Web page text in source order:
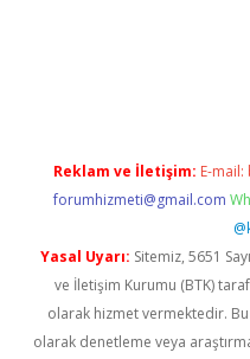
Reklam ve İletişim: E-mail:
forumhizmeti@gmail.com
Yasal Uyarı: Sitemiz, 5651
ve İletişim Kurumu (BTK)
olarak hizmet vermektedir.
olarak denetleme veya